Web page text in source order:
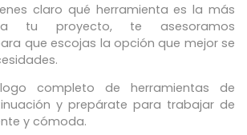
claro qué herramienta es la más
tu proyecto, te asesoramos
que escojas la opción que mejor se
completo de herramientas de
y prepárate para trabajar de
y cómoda.